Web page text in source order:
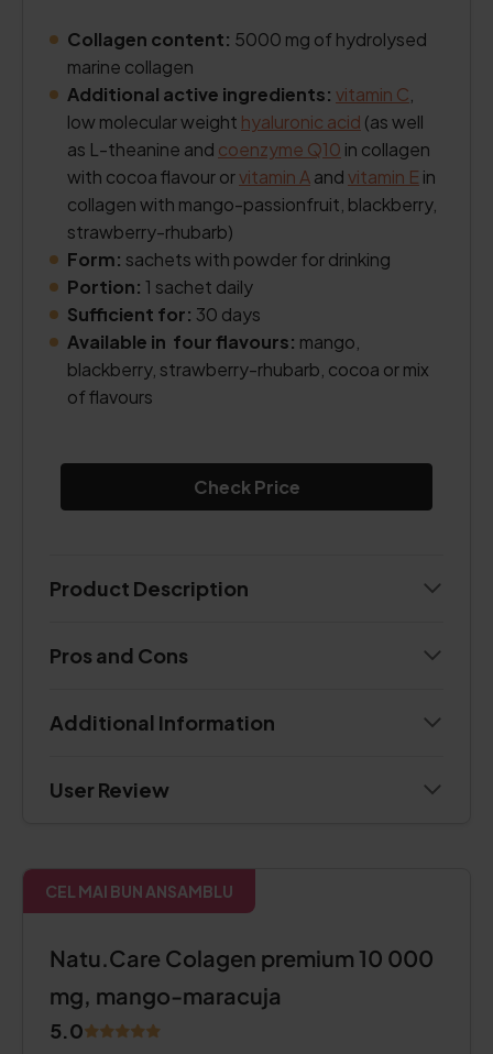
Collagen content: 5000 mg of hydrolysed
marine collagen
Additional active ingredients: vitamin C
low molecular weight hyaluronic acid (as well
as L-theanine and coenzyme Q10 in collagen
with cocoa flavour orvitamin Aandvitamin E in
collagen with mango-passionfruit, blackberry,
strawberry-rhubarb)
Form: sachets with powder for drinking
Portion: 1 sachet daily
Sufficient for: 30 days
Available in four flavours: mango,
blackberry, strawberry-rhubarb, cocoa or mix
of flavours
Check Price
Product Description
Pros and Cons
Additional Information
User Review
CEL MAI BUN ANSAMBLU
Natu.Care Colagen premium 10 000
mg, mango-maracuja
5.0